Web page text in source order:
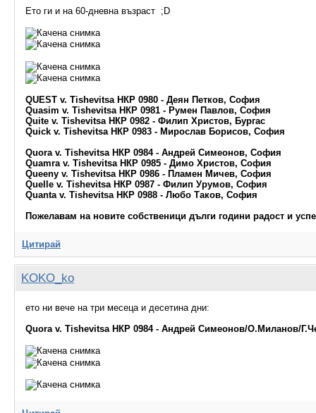
Ето ги и на 60-дневна възраст ;D
QUEST v. Tishevitsa НКР 0980 - Деян Петков, София
Quasim v. Tishevitsa НКР 0981 - Румен Павлов, София
Quite v. Tishevitsa НКР 0982 - Филип Христов, Бургас
Quick v. Tishevitsa НКР 0983 - Мирослав Борисов, София
Quora v. Tishevitsa НКР 0984 - Андрей Симеонов, София
Quamra v. Tishevitsa НКР 0985 - Димо Христов, София
Queeny v. Tishevitsa НКР 0986 - Пламен Мичев, София
Quelle v. Tishevitsa НКР 0987 - Филип Урумов, София
Quanta v. Tishevitsa НКР 0988 - Любо Таков, София
Пожелавам на новите собственици дълги години радост и
Цитирай
KOKO_ko
ето ни вече на три месеца и десетина дни:
Quora v. Tishevitsa НКР 0984 - Андрей Симеонов/О.Миланов/